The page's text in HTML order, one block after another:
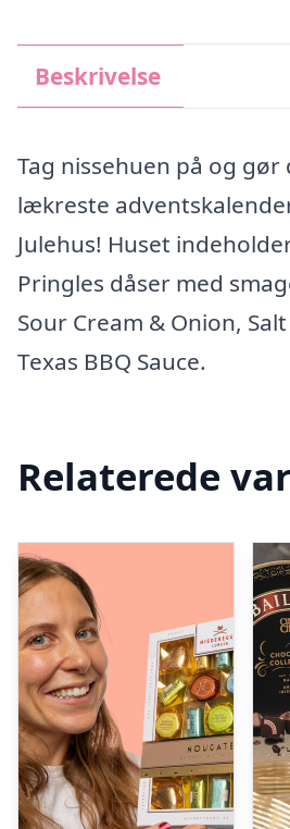
Beskrivelse
Tag nissehuen på og
lækreste
Julehus! Huset
Pringles dåser med
Sour Cream & Onion,
Texas BBQ Sauce.
Relaterede